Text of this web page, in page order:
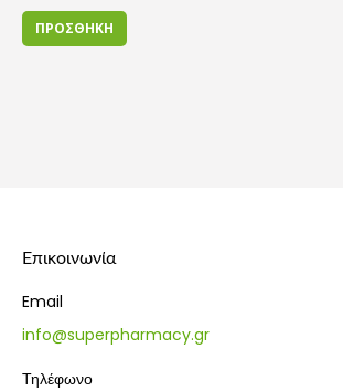
ΠΡΟΣΘΗΚΗ
Επικοινωνία
Email
info@superpharmacy.gr
Τηλέφωνο